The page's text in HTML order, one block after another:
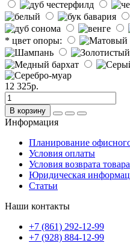
* цвет опоры:
12 325р.
В корзину
Информация
Планирование
Условия оплаты
Условия возврата товара
Юридическая
Статьи
Наши контакты
+7 (861) 292-12-99
+7 (928) 884-12-99